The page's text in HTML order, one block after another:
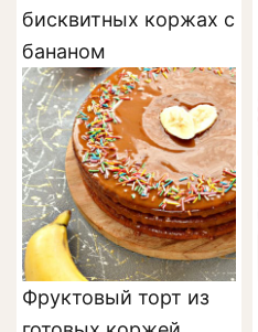
бисквитных коржах с
бананом
Фруктовый торт из